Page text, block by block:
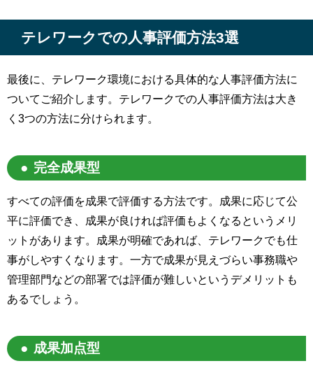
テレワークでの人事評価方法3選
最後に、テレワーク環境における具体的な人事評価方法に
ついてご紹介します。テレワークでの人事評価方法は大き
く3つの方法に分けられます。
完全成果型
すべての評価を成果で評価する方法です。成果に応じて公
平に評価でき、成果が良ければ評価もよくなるというメリ
ットがあります。成果が明確であれば、テレワークでも仕
事がしやすくなります。一方で成果が見えづらい事務職や
管理部門などの部署では評価が難しいというデメリットも
あるでしょう。
成果加点型